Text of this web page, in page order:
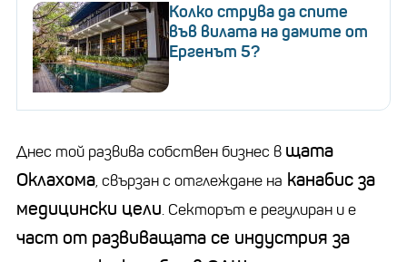
Колко струва да спите
във вилата на дамите от
Ергенът 5?
Днес той развива собствен бизнес в щата
Оклахома, свързан с отглеждане на канабис за
медицински цели. Секторът е регулиран и е
част от развиващата се индустрия за